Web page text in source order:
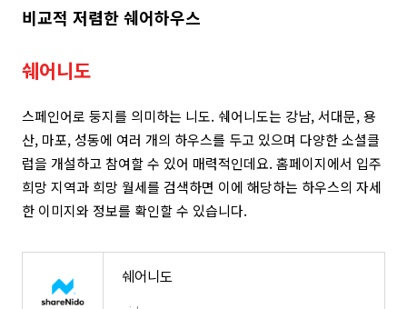
비교적 저렴한 쉐어하우스
쉐어니도
스페인어로 둥지를 의미하는 니도. 쉐어니도는 강남, 서대문, 용
산, 마포, 성동에 여러 개의 하우스를 두고 있으며 다양한 소셜클
럽을 개설하고 참여할 수 있어 매력적인데요. 홈페이지에서 입주
희망 지역과 희망 월세를 검색하면 이에 해당하는 하우스의 자세
한 이미지와 정보를 확인할 수 있습니다.
쉐어니도